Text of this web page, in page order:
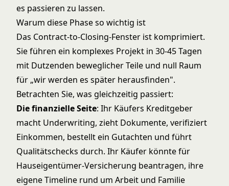
es passieren zu lassen.
Warum diese Phase so wichtig ist
Das Contract-to-Closing-Fenster ist komprimiert.
Sie führen ein komplexes Projekt in 30-45 Tagen
mit Dutzenden beweglicher Teile und null Raum
für „wir werden es später herausfinden".
Betrachten Sie, was gleichzeitig passiert:
Die finanzielle Seite: Ihr Käufers Kreditgeber
macht Underwriting, zieht Dokumente, verifiziert
Einkommen, bestellt ein Gutachten und führt
Qualitätschecks durch. Ihr Käufer könnte für
Hauseigentümer-Versicherung beantragen, ihre
eigene Timeline rund um Arbeit und Familie